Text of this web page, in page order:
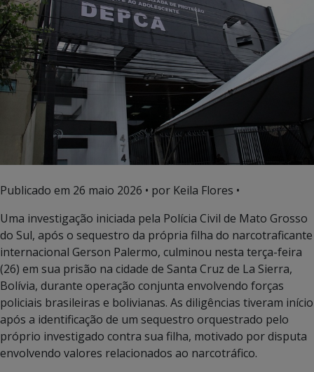
Publicado em 26 maio 2026 • por Keila Flores •
Uma investigação iniciada pela Polícia Civil de Mato Grosso
do Sul, após o sequestro da própria filha do narcotraficante
internacional Gerson Palermo, culminou nesta terça-feira
(26) em sua prisão na cidade de Santa Cruz de La Sierra,
Bolívia, durante operação conjunta envolvendo forças
policiais brasileiras e bolivianas. As diligências tiveram início
após a identificação de um sequestro orquestrado pelo
próprio investigado contra sua filha, motivado por disputa
envolvendo valores relacionados ao narcotráfico.